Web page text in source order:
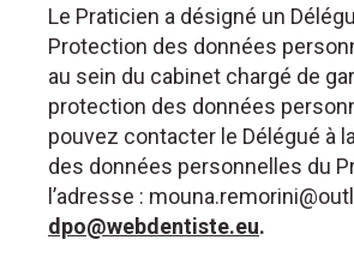
Le Praticien a désigné un
Protection des données
au sein du cabinet chargé de
protection des données
pouvez contacter le Délégué à
des données personnelles du
l’adresse :
dpo@webdentiste.eu.